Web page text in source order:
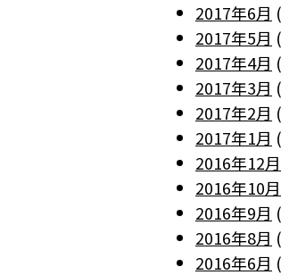
2017年6月
2017年5月
2017年4月
2017年3月
2017年2月
2017年1月
2016年12月
2016年10月
2016年9月
2016年8月
2016年6月